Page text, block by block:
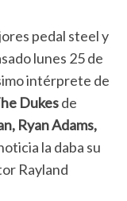
pedal steel y
lunes 25 de
intérprete de
Dukesde
Ryan Adams,
la daba su
Rayland